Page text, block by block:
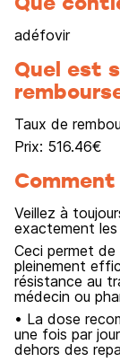
adéfovir
Quel est
Taux de
Prix: 516.46€
Veillez à
exactement
Ceci permet de
pleinement
résistance au
médecin ou
• La dose
une fois par
dehors des